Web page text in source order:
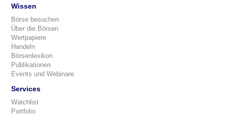
Wissen
Börse besuchen
Über die Börsen
Wertpapiere
Handeln
Börsenlexikon
Publikationen
Events und Webinare
Services
Watchlist
Portfolio